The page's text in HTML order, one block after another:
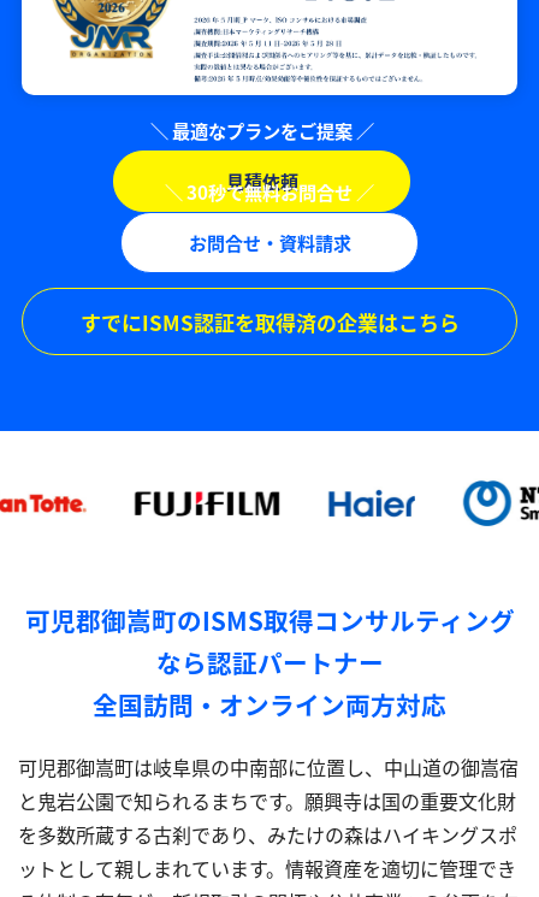
見積依頼
お問合せ・資料請求
すでにISMS認証を取得済の企業はこちら
可児郡御嵩町のISMS取得コンサルティング
なら認証パートナー
全国訪問・オンライン両方対応
可児郡御嵩町は岐阜県の中南部に位置し、中山道の御嵩宿
と鬼岩公園で知られるまちです。願興寺は国の重要文化財
を多数所蔵する古刹であり、みたけの森はハイキングスポ
ットとして親しまれています。情報資産を適切に管理でき